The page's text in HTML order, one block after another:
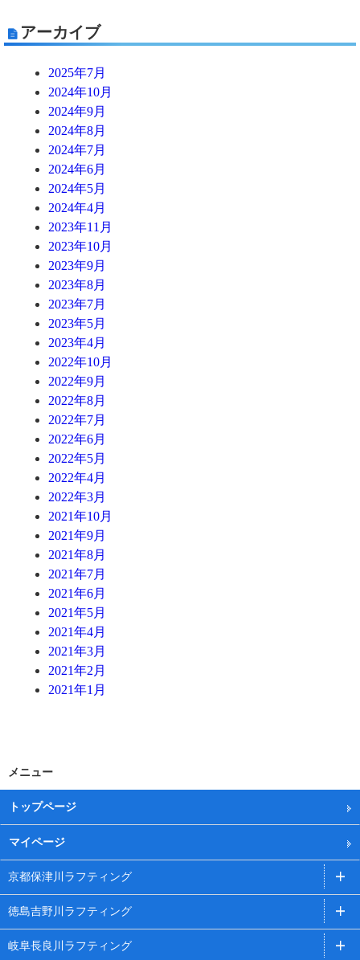
アーカイブ
2025年7月
2024年10月
2024年9月
2024年8月
2024年7月
2024年6月
2024年5月
2024年4月
2023年11月
2023年10月
2023年9月
2023年8月
2023年7月
2023年5月
2023年4月
2022年10月
2022年9月
2022年8月
2022年7月
2022年6月
2022年5月
2022年4月
2022年3月
2021年10月
2021年9月
2021年8月
2021年7月
2021年6月
2021年5月
2021年4月
2021年3月
2021年2月
2021年1月
メニュー
トップページ
マイページ
京都保津川ラフティング
徳島吉野川ラフティング
岐阜長良川ラフティング